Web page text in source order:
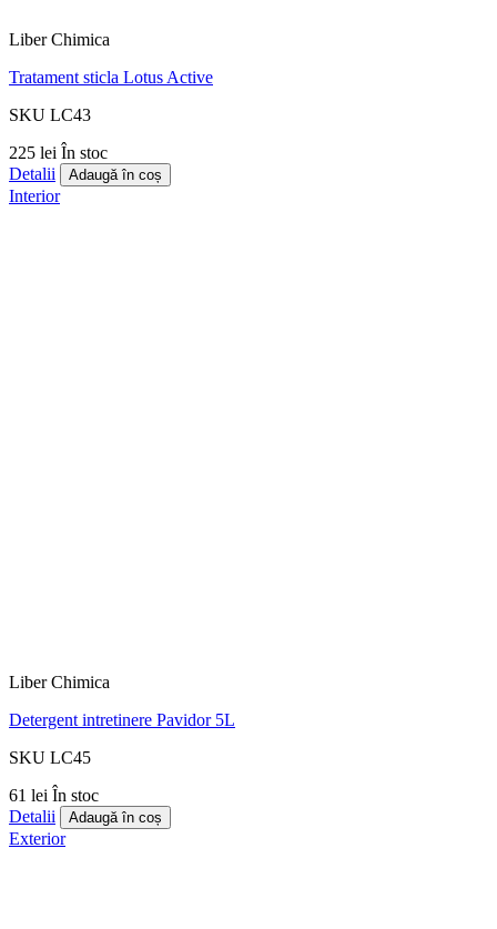
Liber Chimica
Tratament sticla Lotus Active
SKU LC43
225 lei În stoc
Detalii
Adaugă în coș
Interior
Liber Chimica
Detergent intretinere Pavidor 5L
SKU LC45
61 lei În stoc
Detalii
Adaugă în coș
Exterior